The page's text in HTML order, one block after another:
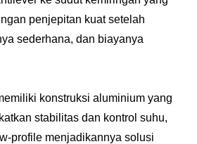
penjepitan kuat setelah
sederhana, dan biayanya
konstruksi aluminium yang
stabilitas dan kontrol suhu,
profile menjadikannya solusi